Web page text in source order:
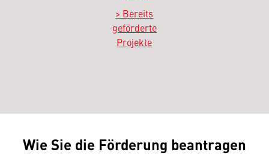
> Bereits
geförderte
Projekte
Wie Sie die Förderung beantragen